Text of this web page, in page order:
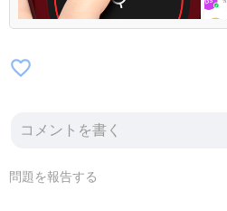
favorite_border
問題を報告する